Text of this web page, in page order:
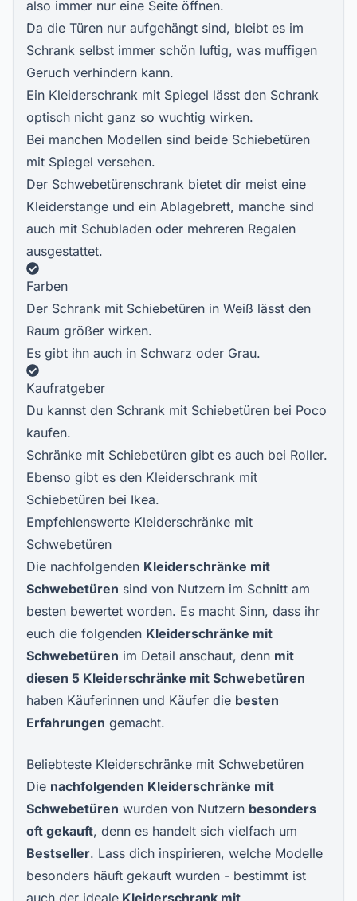
also immer nur eine Seite öffnen.
Da die Türen nur aufgehängt sind, bleibt es im
Schrank selbst immer schön luftig, was muffigen
Geruch verhindern kann.
Ein Kleiderschrank mit Spiegel lässt den Schrank
optisch nicht ganz so wuchtig wirken.
Bei manchen Modellen sind beide Schiebetüren
mit Spiegel versehen.
Der Schwebetürenschrank bietet dir meist eine
Kleiderstange und ein Ablagebrett, manche sind
auch mit Schubladen oder mehreren Regalen
ausgestattet.
Farben
Der Schrank mit Schiebetüren in Weiß lässt den
Raum größer wirken.
Es gibt ihn auch in Schwarz oder Grau.
Kaufratgeber
Du kannst den Schrank mit Schiebetüren bei Poco
kaufen.
Schränke mit Schiebetüren gibt es auch bei Roller.
Ebenso gibt es den Kleiderschrank mit
Schiebetüren bei Ikea.
Empfehlenswerte Kleiderschränke mit
Schwebetüren
Die nachfolgenden Kleiderschränke mit
Schwebetüren sind von Nutzern im Schnitt am
besten bewertet worden. Es macht Sinn, dass ihr
euch die folgenden Kleiderschränke mit
Schwebetüren im Detail anschaut, denn mit
diesen 5 Kleiderschränke mit Schwebetüren
haben Käuferinnen und Käufer die besten
Erfahrungen gemacht.
Beliebteste Kleiderschränke mit Schwebetüren
Die nachfolgenden Kleiderschränke mit
Schwebetüren wurden von Nutzern besonders
oft gekauft, denn es handelt sich vielfach um
Bestseller. Lass dich inspirieren, welche Modelle
besonders häuft gekauft wurden - bestimmt ist